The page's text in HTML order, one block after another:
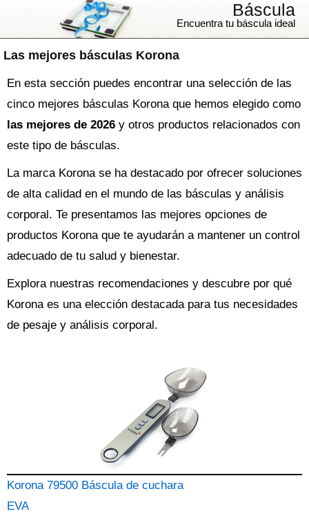
Las mejores básculas Korona
Báscula
Encuentra tu báscula ideal
En esta sección puedes encontrar una selección de las
cinco mejores básculas Korona que hemos elegido como
las mejores de 2026 y otros productos relacionados con
este tipo de básculas.
La marca Korona se ha destacado por ofrecer soluciones
de alta calidad en el mundo de las básculas y análisis
corporal. Te presentamos las mejores opciones de
productos Korona que te ayudarán a mantener un control
adecuado de tu salud y bienestar.
Explora nuestras recomendaciones y descubre por qué
Korona es una elección destacada para tus necesidades
de pesaje y análisis corporal.
Korona 79500 Báscula de cuchara
EVA